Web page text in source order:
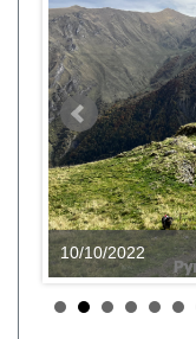
10/10/2022